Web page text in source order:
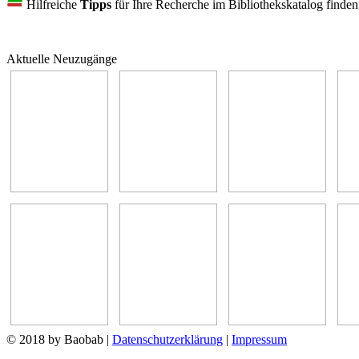
Hilfreiche Tipps für Ihre Recherche im Bibliothekskatalog
Aktuelle Neuzugänge
© 2018 by Baobab | Datenschutzerklärung | Impressum